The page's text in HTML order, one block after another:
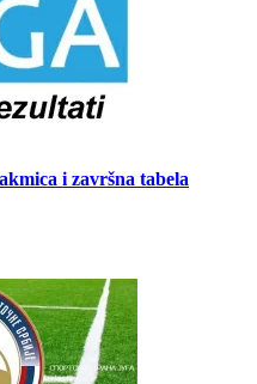
i završna tabela